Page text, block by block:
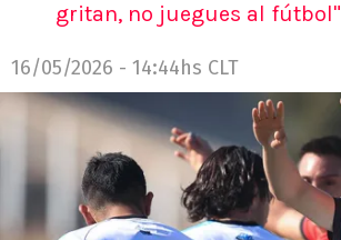
gritan, no juegues al fútbol"
16/05/2026 - 14:44hs CLT